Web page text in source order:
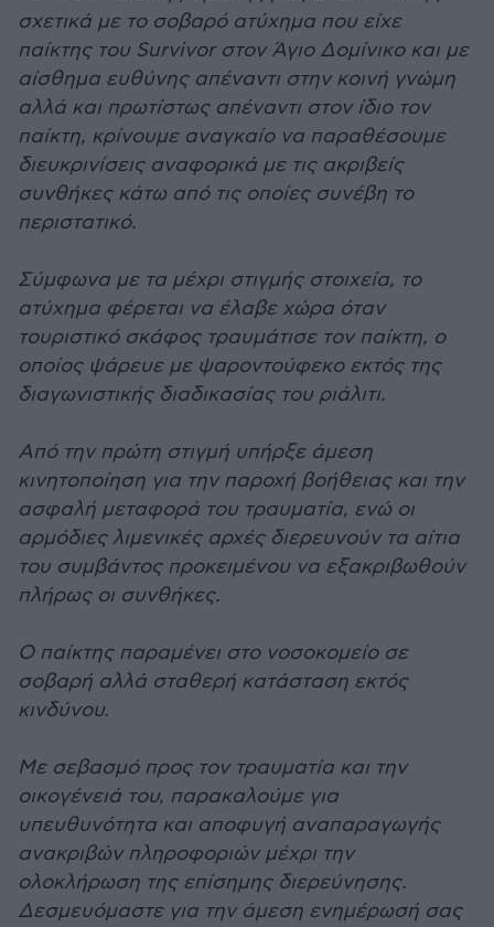
σχετικά με το σοβαρό ατύχημα που είχε
παίκτης του Survivor στον Άγιο Δομίνικο και με
αίσθημα ευθύνης απέναντι στην κοινή γνώμη
αλλά και πρωτίστως απέναντι στον ίδιο τον
παίκτη, κρίνουμε αναγκαίο να παραθέσουμε
διευκρινίσεις αναφορικά με τις ακριβείς
συνθήκες κάτω από τις οποίες συνέβη το
περιστατικό.
Σύμφωνα με τα μέχρι στιγμής στοιχεία, το
ατύχημα φέρεται να έλαβε χώρα όταν
τουριστικό σκάφος τραυμάτισε τον παίκτη, ο
οποίος ψάρευε με ψαροντούφεκο εκτός της
διαγωνιστικής διαδικασίας του ριάλιτι.
Από την πρώτη στιγμή υπήρξε άμεση
κινητοποίηση για την παροχή βοήθειας και την
ασφαλή μεταφορά του τραυματία, ενώ οι
αρμόδιες λιμενικές αρχές διερευνούν τα αίτια
του συμβάντος προκειμένου να εξακριβωθούν
πλήρως οι συνθήκες.
Ο παίκτης παραμένει στο νοσοκομείο σε
σοβαρή αλλά σταθερή κατάσταση εκτός
κινδύνου.
Με σεβασμό προς τον τραυματία και την
οικογένειά του, παρακαλούμε για
υπευθυνότητα και αποφυγή αναπαραγωγής
ανακριβών πληροφοριών μέχρι την
ολοκλήρωση της επίσημης διερεύνησης.
Δεσμευόμαστε για την άμεση ενημέρωσή σας